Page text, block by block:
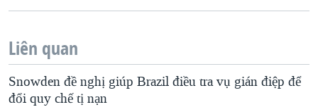
Liên quan
Snowden đề nghị giúp Brazil điều tra vụ gián điệp để
đổi quy chế tị nạn